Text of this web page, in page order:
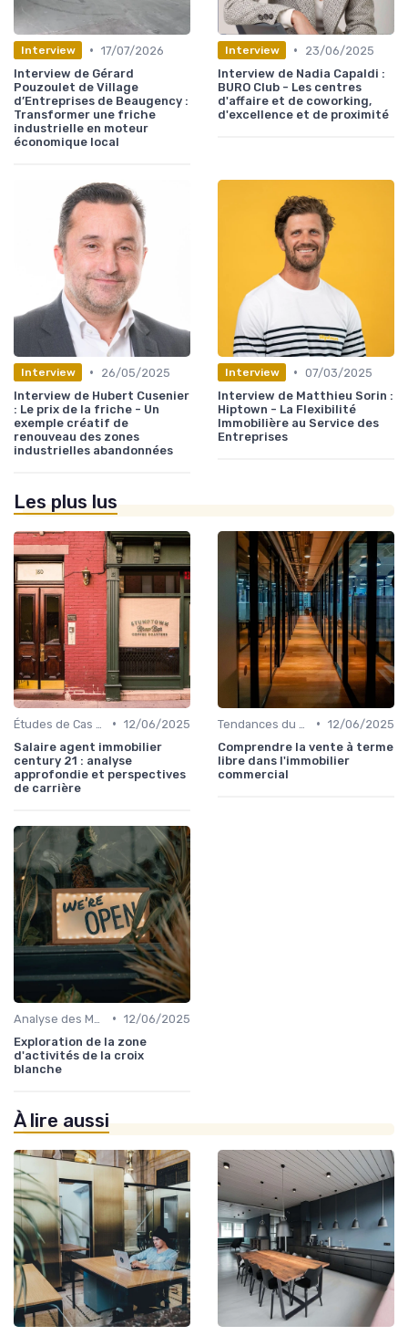
Interview • 17/07/2026
Interview de Gérard
Pouzoulet de Village
d’Entreprises de Beaugency :
Transformer une friche
industrielle en moteur
économique local
Interview •
23/06/2025
Interview de Nadia Capaldi :
BURO Club - Les centres
d'affaire et de coworking,
d'excellence et de proximité
Interview •
26/05/2025
Interview de Hubert Cusenier
: Le prix de la friche - Un
exemple créatif de
renouveau des zones
industrielles abandonnées
Interview • 07/03/2025
Interview de Matthieu Sorin :
Hiptown - La Flexibilité
Immobilière au Service des
Entreprises
Les plus lus
• 12/06/2025
Salaire agent immobilier
century 21 : analyse
approfondie et perspectives
de carrière
• 12/06/2025
Comprendre la vente à terme
libre dans l'immobilier
commercial
• 12/06/2025
Exploration de la zone
d'activités de la croix
blanche
À lire aussi